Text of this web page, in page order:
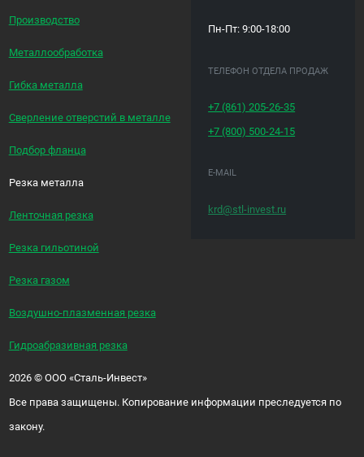
Производство
Металлообработка
Гибка металла
Сверление отверстий в металле
Подбор фланца
Резка металла
Ленточная резка
Резка гильотиной
Резка газом
Воздушно-плазменная резка
Гидроабразивная резка
Пн-Пт: 9:00-18:00
ТЕЛЕФОН ОТДЕЛА ПРОДАЖ
+7 (861)205-26-35
+7 (800) 500-24-15
E-MAIL
krd@stl-invest.ru
2026 ©ООО «Сталь-Инвест»
Все права защищены. Копирование информации преследуется по
закону.